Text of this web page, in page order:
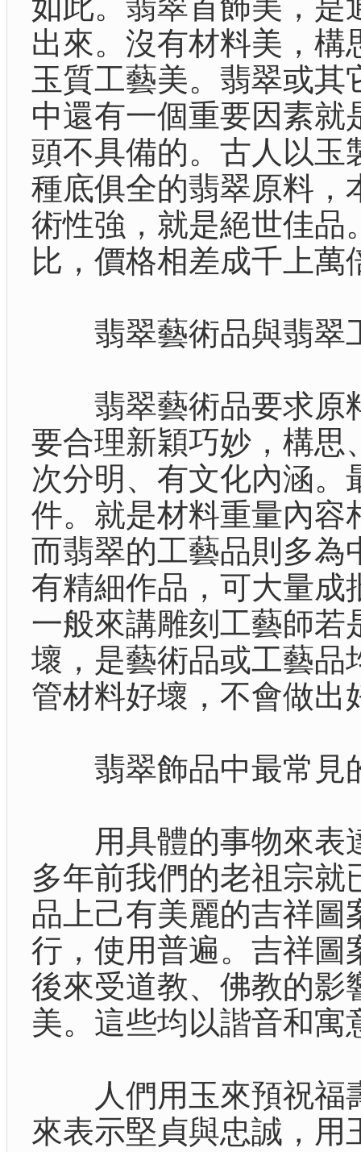
如此。翡翠首飾美，是
出來。沒有材料美，構
玉質工藝美。翡翠或
中還有一個重要因素就
頭不具備的。古人以玉
種底俱全的翡翠原料，
術性強，就是絕世佳品
比，價格相差成千上萬
翡翠藝術品與翡翠
翡翠藝術品要求原料
要合理新穎巧妙，構思
次分明、有文化內涵。
件。就是材料重量內容
而翡翠的工藝品則多為
有精細作品，可大量成
一般來講雕刻工藝師若
壞，是藝術品或工藝品
管材料好壞，不會做出
翡翠飾品中最常見
用具體的事物來表
多年前我們的老祖宗
品上己有美麗的吉祥圖
行，使用普遍。吉祥圖
後來受道教、佛教的影
美。這些均以諧音和寓
人們用玉來預祝福壽
來表示堅貞與忠誠，用